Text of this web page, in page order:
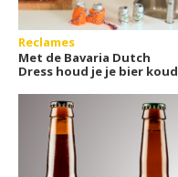
Reclames
Met de Bavaria Dutch
Dress houd je je bier koud